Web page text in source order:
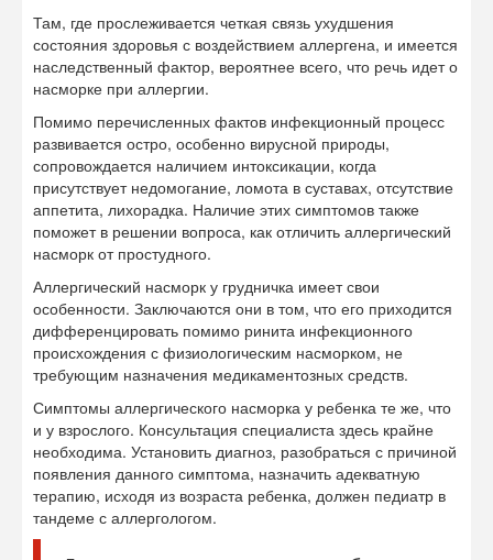
Там, где прослеживается четкая связь ухудшения
состояния здоровья с воздействием аллергена, и имеется
наследственный фактор, вероятнее всего, что речь идет о
насморке при аллергии.
Помимо перечисленных фактов инфекционный процесс
развивается остро, особенно вирусной природы,
сопровождается наличием интоксикации, когда
присутствует недомогание, ломота в суставах, отсутствие
аппетита, лихорадка. Наличие этих симптомов также
поможет в решении вопроса, как отличить аллергический
насморк от простудного.
Аллергический насморк у грудничка имеет свои
особенности. Заключаются они в том, что его приходится
дифференцировать помимо ринита инфекционного
происхождения с физиологическим насморком, не
требующим назначения медикаментозных средств.
Симптомы аллергического насморка у ребенка те же, что
и у взрослого. Консультация специалиста здесь крайне
необходима. Установить диагноз, разобраться с причиной
появления данного симптома, назначить адекватную
терапию, исходя из возраста ребенка, должен педиатр в
тандеме с аллергологом.